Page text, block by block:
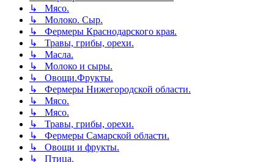
↳ Мясо.
↳ Молоко. Сыр.
↳ Фермеры Краснодарского края.
↳ Травы, грибы, орехи.
↳ Масла.
↳ Молоко и сыры.
↳ Овощи.Фрукты.
↳ Фермеры Нижегородской области.
↳ Мясо.
↳ Мясо.
↳ Травы, грибы, орехи.
↳ Фермеры Самарской области.
↳ Овощи и фрукты.
↳ Птица.